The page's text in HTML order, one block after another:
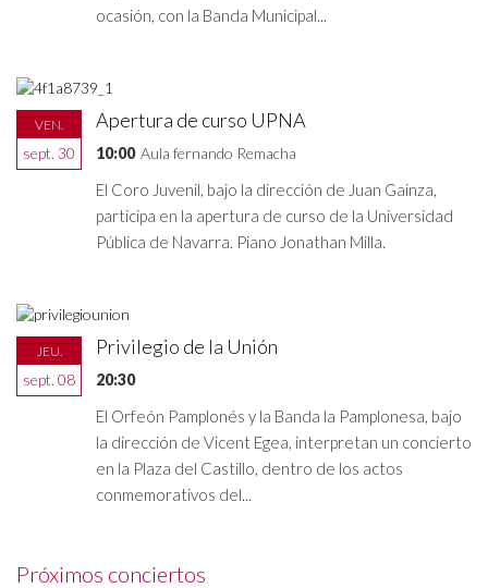
ocasión, con la Banda Municipal...
VEN.
sept. 30
Apertura de curso UPNA
10:00 Aula fernando Remacha
El Coro Juvenil, bajo la dirección de Juan Gainza,
participa en la apertura de curso de la Universidad
Pública de Navarra. Piano Jonathan Milla.
JEU.
sept. 08
Privilegio de la Unión
20:30
El Orfeón Pamplonés y la Banda la Pamplonesa, bajo
la dirección de Vicent Egea, interpretan un concierto
en la Plaza del Castillo, dentro de los actos
conmemorativos del...
Próximos conciertos